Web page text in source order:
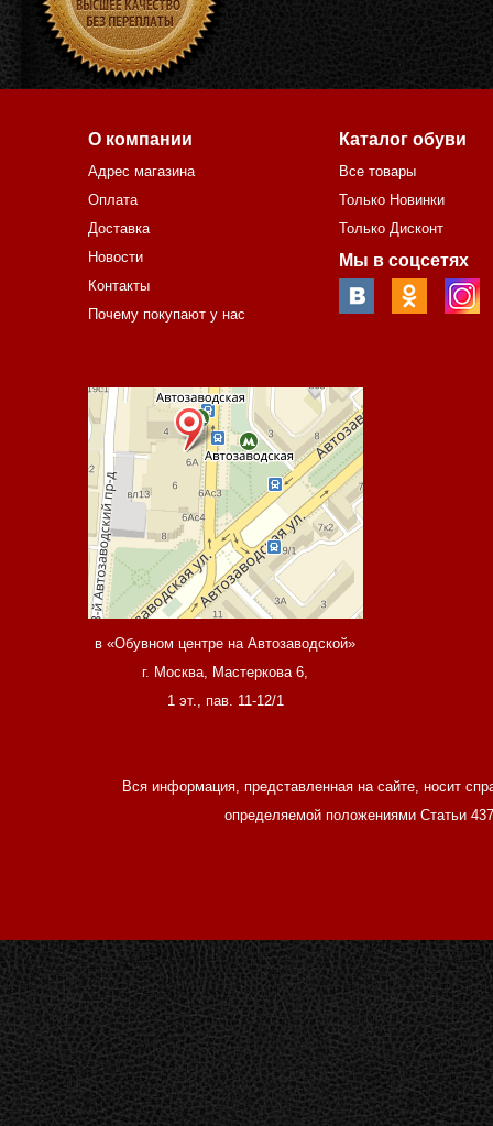
О компании
Адрес магазина
Оплата
Доставка
Новости
Контакты
Почему покупают у нас
Каталог обуви
Все товары
Только Новинки
Только Дисконт
Мы в соцсетях
в «Обувном центре на Автозаводской»
г. Москва, Мастеркова 6,
1 эт., пав. 11-12/1
Вся информация, представленная на сайте, носит
определяемой положениями Статьи